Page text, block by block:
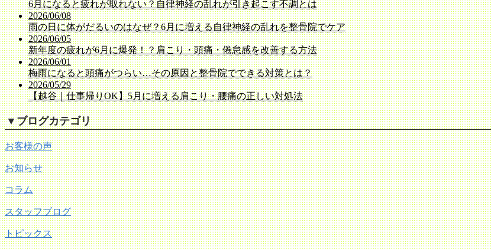
6月になると疲れが取れない？自律神経の乱れが引き起こす不調とは
2026/06/08
雨の日に体がだるいのはなぜ？6月に増える自律神経の乱れを整骨院でケア
2026/06/05
新年度の疲れが6月に爆発！？肩こり・頭痛・倦怠感を改善する方法
2026/06/01
梅雨になると頭痛がつらい…その原因と整骨院でできる対策とは？
2026/05/29
【越谷｜仕事帰りOK】5月に増える肩こり・腰痛の正しい対処法
▼ブログカテゴリ
お客様の声
お知らせ
コラム
スタッフブログ
トピックス